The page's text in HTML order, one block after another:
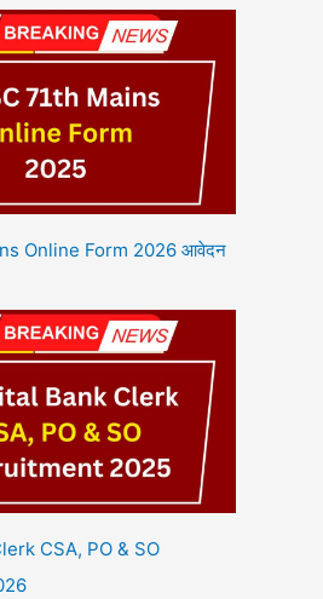
Online Form 2026 आवेदन
CSA, PO & SO